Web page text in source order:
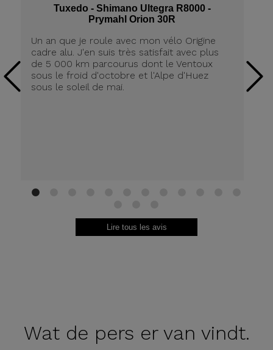
Tuxedo - Shimano Ultegra R8000 -
Prymahl Orion 30R
Un an que je roule avec mon vélo Origine
cadre alu. J'en suis très satisfait avec plus
de 5 000 km parcourus dont le Ventoux
sous le froid d'octobre et l'Alpe d'Huez
sous le soleil de mai.
1
Lire tous les avis
Wat de pers er van vindt.